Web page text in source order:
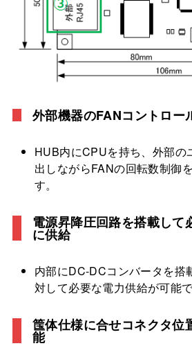
外部機器のFANコントロー
HUB内にCPUを持ち、外部の
出しながらFANの回転数制御
す。
電源昇降圧回路を搭載して
に供給
内部にDC-DCコンバータを搭
対して必要な電力供給が可能で
筺体仕様に合せコネクタ位
能